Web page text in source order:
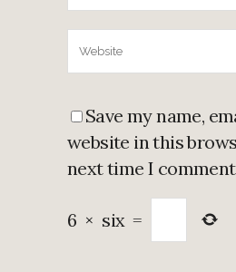
Save my name,
website in this
next time I
6 × six =